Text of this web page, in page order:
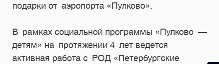
подарки от аэропорта «Пулково».
В рамках социальной программы «Пулково —
детям» на протяжении 4 лет ведется
активная работа с РОД «Петербургские